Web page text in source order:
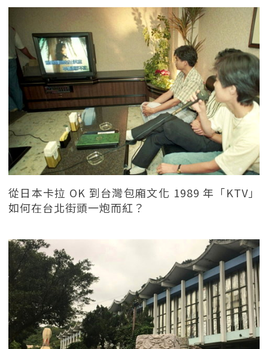
從日本卡拉 OK 到台灣包廂文化 1989 年「KTV」
如何在台北街頭一炮而紅？